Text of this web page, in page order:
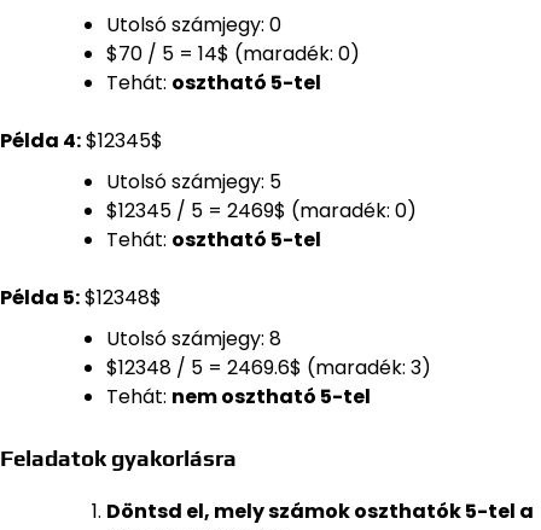
Utolsó számjegy: 0
$70 / 5 = 14$ (maradék: 0)
Tehát: osztható 5-tel
Példa 4:$12345$
Utolsó számjegy: 5
$12345 / 5 = 2469$ (maradék: 0)
Tehát: osztható 5-tel
Példa 5:$12348$
Utolsó számjegy: 8
$12348 / 5 = 2469.6$ (maradék: 3)
Tehát: nem osztható 5-tel
Feladatok gyakorlásra
Döntsd el, mely számok oszthatók 5-tel a